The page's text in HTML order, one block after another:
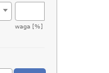
waga [%]